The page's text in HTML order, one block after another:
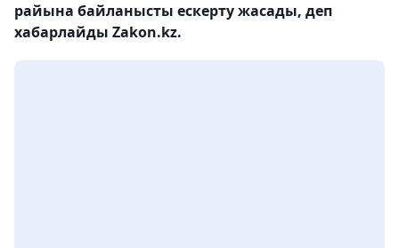
райына байланысты ескерту жасады, деп
хабарлайды Zakon.kz.